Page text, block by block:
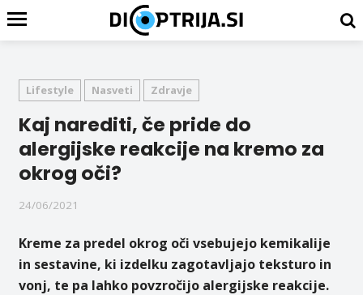
Lifestyle Nasveti Zdravje
Kaj narediti, če pride do
alergijske reakcije na kremo za
okrog oči?
24/06/2021
Kreme za predel okrog oči vsebujejo kemikalije
in sestavine, ki izdelku zagotavljajo teksturo in
vonj, te pa lahko povzročijo alergijske reakcije.